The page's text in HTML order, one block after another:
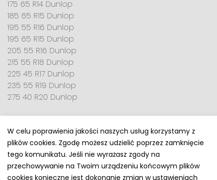
175 65 R14 Dunlop
185 65 R15 Dunlop
195 55 R16 Dunlop
195 65 R15 Dunlop
205 55 R16 Dunlop
215 55 R18 Dunlop
225 45 R17 Dunlop
235 55 R19 Dunlop
275 40 R20 Dunlop
Polityka prywatności
e-mail: kontakt@opony.com.pl
W celu poprawienia jakości naszych usług korzystamy z
plików cookies. Zgodę możesz udzielić poprzez zamknięcie
tego komunikatu. Jeśli nie wyrażasz zgody na
przechowywanie na Twoim urządzeniu końcowym plików
cookies konieczne jest dokonanie zmian w ustawieniach